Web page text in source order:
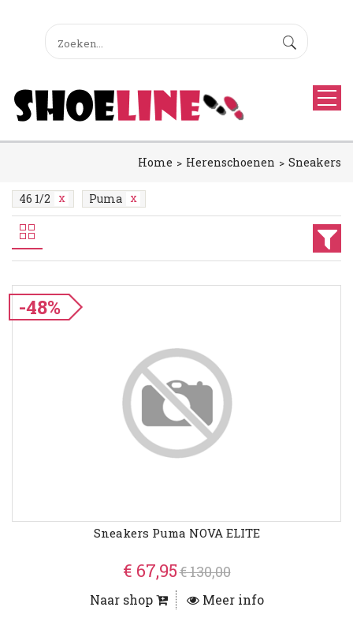
Home Herenschoenen Sneakers
46 1/2 Puma
-48%
Sneakers Puma NOVA ELITE
€ 67,95€ 130,00
Naar shop Meer info